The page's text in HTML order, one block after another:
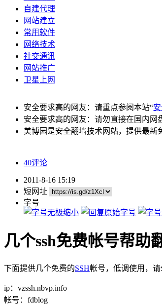
自建代理
网站建立
常用软件
网络技术
社交通讯
网站推广
卫星上网
安全要求高的网友：请重点参阅本站“
安全要求高的网友：请勿直接在国内网
美博园是安全翻墙技术网站，提供最新
40评论
2011-8-16 15:19
短网址
字号
几个ssh免费帐号帮助
下面提供几个免费的SSH帐号，低调使用，请
ip：vzssh.nbvp.info
帐号：fdblog